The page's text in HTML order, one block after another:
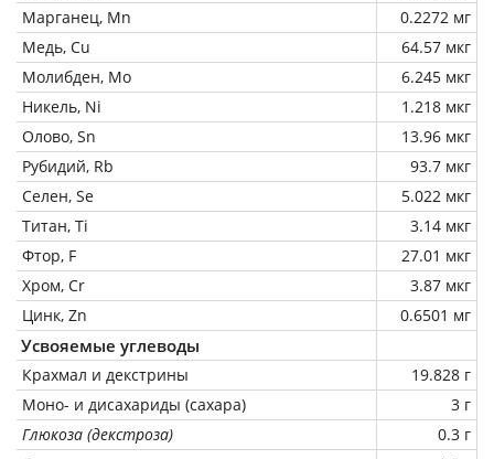
Марганец, Mn
0.2272 мг
Медь, Cu
64.57 мкг
Молибден, Mo
6.245 мкг
Никель, Ni
1.218 мкг
Олово, Sn
13.96 мкг
Рубидий, Rb
93.7 мкг
Селен, Se
5.022 мкг
Титан, Ti
3.14 мкг
Фтор, F
27.01 мкг
Хром, Cr
3.87 мкг
Цинк, Zn
0.6501 мг
Усвояемые углеводы
Крахмал и декстрины
19.828 г
Моно- и дисахариды (сахара)
3 г
Глюкоза (декстроза)
0.3 г